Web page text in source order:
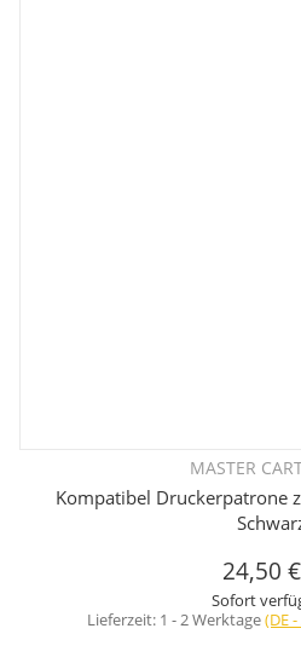
MASTER
Kompatibel Druckerpatrone
24,50 €
Sofort
Lieferzeit: 1 - 2 Werktage(DE